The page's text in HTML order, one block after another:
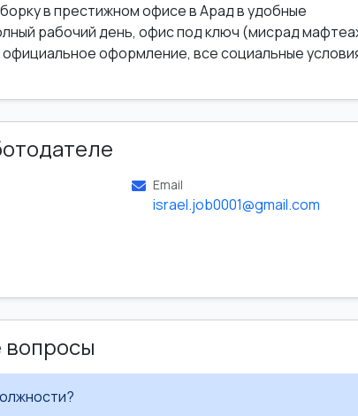
в престижном офисе в Арад в удобные
рабочий день, офис под ключ (мисрад
оформление, все социальные
Email
israel.job0001@gmail.com
вопросы